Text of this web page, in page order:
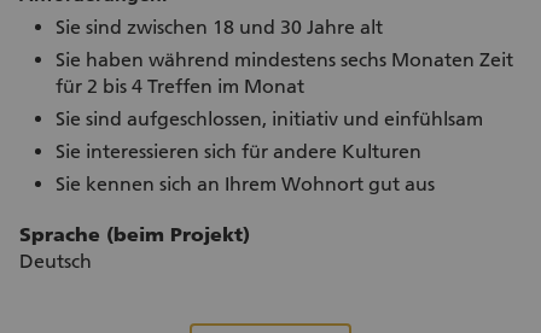
Sie sind zwischen 18 und 30 Jahre alt
Sie haben während mindestens sechs Monaten Zeit
für 2 bis 4 Treffen im Monat
Sie sind aufgeschlossen, initiativ und einfühlsam
Sie interessieren sich für andere Kulturen
Sie kennen sich an Ihrem Wohnort gut aus
Sprache (beim Projekt)
Deutsch